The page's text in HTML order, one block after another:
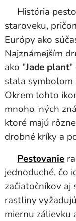
História
staroveku,
Európy ako
Najznámejším
ako "Jade plant"
stala symbolom
Okrem tohto
mnoho iných
ktoré majú
drobné kríky a
Pestovanie
jednoduché, čo
začiatočníkov aj
rastliny
miernu zálievku